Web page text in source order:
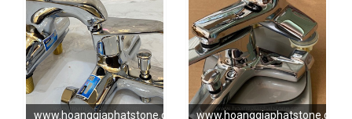
www.hoanggiaphatstone.com www.hoanggiaphatstone.com